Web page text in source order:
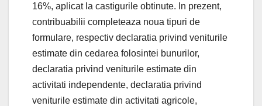
16%, aplicat la castigurile obtinute. In prezent,
contribuabilii completeaza noua tipuri de
formulare, respectiv declaratia privind veniturile
estimate din cedarea folosintei bunurilor,
declaratia privind veniturile estimate din
activitati independente, declaratia privind
veniturile estimate din activitati agricole,